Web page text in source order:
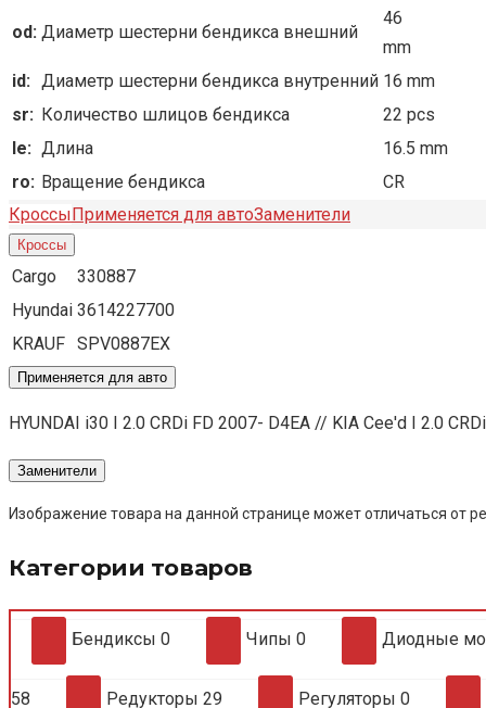
od: Диаметр шестерни бендикса внешний
46
mm
id: Диаметр шестерни бендикса внутренний 16 mm
sr: Количество шлицов бендикса
22 pcs
le: Длина
16.5 mm
ro: Вращение бендикса
CR
КроссыПрименяется для автоЗаменители
Кроссы
Cargo
330887
Hyundai 3614227700
KRAUF SPV0887EX
Применяется для авто
HYUNDAI i30 I 2.0 CRDi FD 2007- D4EA // KIA Cee'd I 2.0
Заменители
Изображение товара на данной странице может отличаться от
Категории товаров
Бендиксы 0 Чипы 0 Диодные
58 Редукторы 29 Регуляторы 0